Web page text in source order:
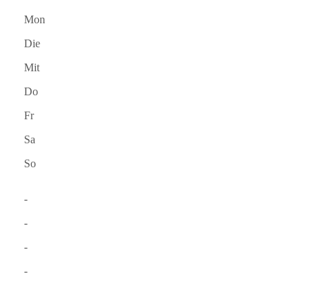
Mon
Die
Mit
Do
Fr
Sa
So
-
-
-
-